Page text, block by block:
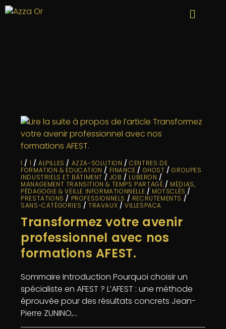
1 / 1 /ALPILLES / AZZA-SOLUTION /CENTRES DE
FORMATION & EDUCATION / FINANCE / GHOST /GROUPES
INDUSTRIELS ET BÂTIMENT / JOB / LUBERON /
MANAGEMENT TRANSITION & TEMPS PARTAGÉ / MÉDIAS,
PÉDAGOGIE & VEILLE INFORMATIONNELLE / MOTSCLÉS /
PRESTATIONS / PROFESSIONNELS / RECRUTEMENTS /
SANS-CATÉGORIES /TRAVAUX /VILLESPACA
Transformez votre avenir
professionnel avec nos
formations AFEST.
Sommaire Introduction Pourquoi choisir un
spécialiste en AFEST ? L’AFEST : une méthode
éprouvée pour des résultats concrets Jean-
Pierre ZUNINO,…